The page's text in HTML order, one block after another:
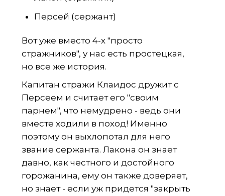
Персей (сержант)
Вот уже вместо 4-х "просто
стражников", у нас есть простецкая,
но все же история.
Капитан стражи Клаидос дружит с
Персеем и считает его "своим
парнем", что немудрено - ведь они
вместе ходили в поход! Именно
поэтому он выхлопотал для него
звание сержанта. Лакона он знает
давно, как честного и достойного
горожанина, ему он также доверяет,
но знает - если уж придется "закрыть